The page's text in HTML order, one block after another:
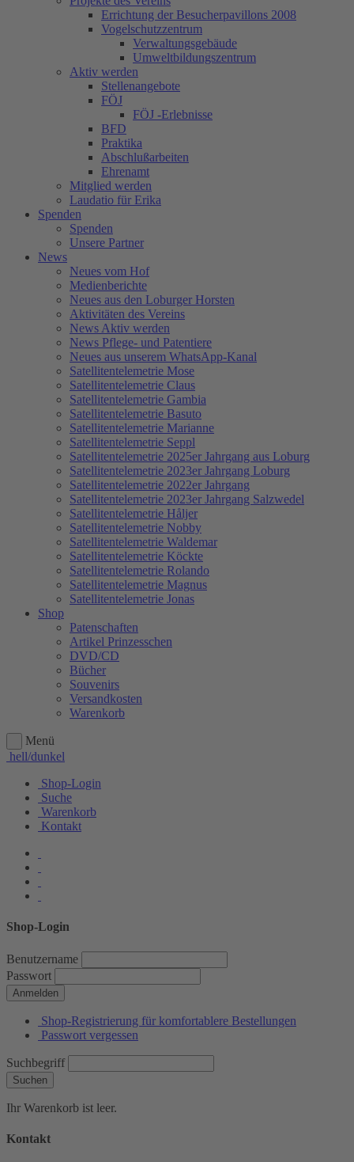
Errichtung der Besucherpavillons 2008
Vogelschutzzentrum
Verwaltungsgebäude
Umweltbildungszentrum
Aktiv werden
Stellenangebote
FÖJ
FÖJ -Erlebnisse
BFD
Praktika
Abschlußarbeiten
Ehrenamt
Mitglied werden
Laudatio für Erika
Spenden
Spenden
Unsere Partner
News
Neues vom Hof
Medienberichte
Neues aus den Loburger Horsten
Aktivitäten des Vereins
News Aktiv werden
News Pflege- und Patentiere
Neues aus unserem WhatsApp-Kanal
Satellitentelemetrie Mose
Satellitentelemetrie Claus
Satellitentelemetrie Gambia
Satellitentelemetrie Basuto
Satellitentelemetrie Marianne
Satellitentelemetrie Seppl
Satellitentelemetrie 2025er Jahrgang aus Loburg
Satellitentelemetrie 2023er Jahrgang Loburg
Satellitentelemetrie 2022er Jahrgang
Satellitentelemetrie 2023er Jahrgang Salzwedel
Satellitentelemetrie Håljer
Satellitentelemetrie Nobby
Satellitentelemetrie Waldemar
Satellitentelemetrie Köckte
Satellitentelemetrie Rolando
Satellitentelemetrie Magnus
Satellitentelemetrie Jonas
Shop
Patenschaften
Artikel Prinzesschen
DVD/CD
Bücher
Souvenirs
Versandkosten
Warenkorb
Menü
hell/dunkel
Shop-Login
Suche
Warenkorb
Kontakt
Shop-Login
Benutzername
Passwort
Anmelden
Shop-Registrierung für komfortablere Bestellungen
Passwort vergessen
Suchbegriff
Suchen
Ihr Warenkorb ist leer.
Kontakt